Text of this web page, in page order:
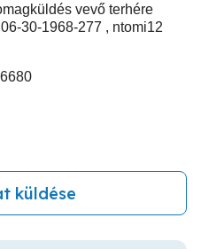
vevő terhére
30-1968-277 , ntomi12
küldése